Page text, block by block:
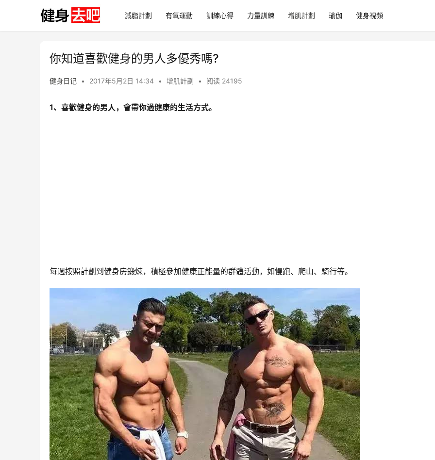
減脂計劃 有氧運動 訓練心得 力量訓練 增肌計劃 瑜伽 健身視頻
你知道喜歡健身的男人多優秀嗎?
健身日记 • 2017年5月2日 14:34 • 增肌計劃 • 阅读 24195
1、喜歡健身的男人，會帶你過健康的生活方式。
每週按照計劃到健身房鍛煉，積極參加健康正能量的群體活動，如慢跑、爬山、騎行等。